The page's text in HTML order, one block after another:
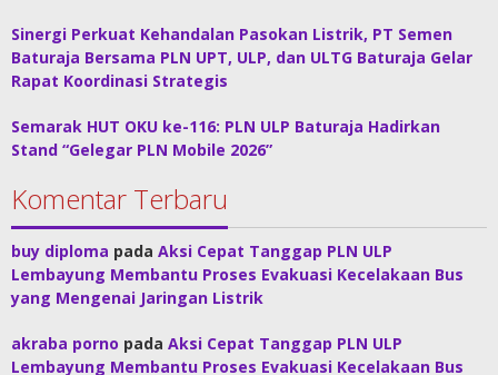
Sinergi Perkuat Kehandalan Pasokan Listrik, PT Semen
Baturaja Bersama PLN UPT, ULP, dan ULTG Baturaja Gelar
Rapat Koordinasi Strategis
Semarak HUT OKU ke-116: PLN ULP Baturaja Hadirkan
Stand “Gelegar PLN Mobile 2026”
Komentar Terbaru
buy diploma pada Aksi Cepat Tanggap PLN ULP
Lembayung Membantu Proses Evakuasi Kecelakaan Bus
yang Mengenai Jaringan Listrik
akraba porno pada Aksi Cepat Tanggap PLN ULP
Lembayung Membantu Proses Evakuasi Kecelakaan Bus